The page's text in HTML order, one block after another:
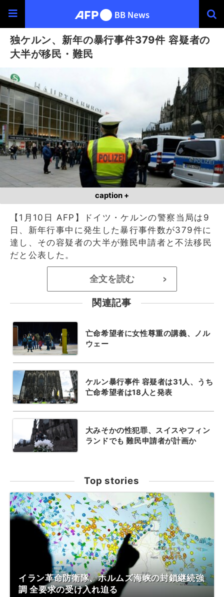
独ケルン、新年の暴行事件379件 容疑者の
大半が移民・難民
caption +
【1月10日 AFP】ドイツ・ケルンの警察当局は9
日、新年行事中に発生した暴行事件数が379件に
達し、その容疑者の大半が難民申請者と不法移民
だと公表した。
全文を読む >
関連記事
亡命希望者に女性尊重の講義、ノル
ウェー
ケルン暴行事件 容疑者は31人、うち
亡命希望者は18人と発表
大みそかの性犯罪、スイスやフィン
ランドでも 難民申請者が計画か
Top stories
イラン革命防衛隊、ホルムズ海峡の封鎖継続強
調 全要求の受け入れ迫る